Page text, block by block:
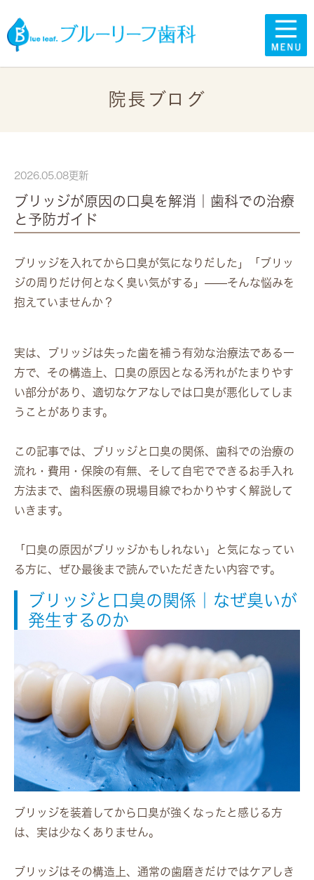
院長ブログ
2026.05.08更新
ブリッジが原因の口臭を解消｜歯科での治療
と予防ガイド
ブリッジを入れてから口臭が気になりだした」「ブリッ
ジの周りだけ何となく臭い気がする」——そんな悩みを
抱えていませんか？
実は、ブリッジは失った歯を補う有効な治療法である一
方で、その構造上、口臭の原因となる汚れがたまりやす
い部分があり、適切なケアなしでは口臭が悪化してしま
うことがあります。
この記事では、ブリッジと口臭の関係、歯科での治療の
流れ・費用・保険の有無、そして自宅でできるお手入れ
方法まで、歯科医療の現場目線でわかりやすく解説して
いきます。
「口臭の原因がブリッジかもしれない」と気になってい
る方に、ぜひ最後まで読んでいただきたい内容です。
ブリッジと口臭の関係｜なぜ臭いが
発生するのか
ブリッジを装着してから口臭が強くなったと感じる方
は、実は少なくありません。
ブリッジはその構造上、通常の歯磨きだけではケアしき